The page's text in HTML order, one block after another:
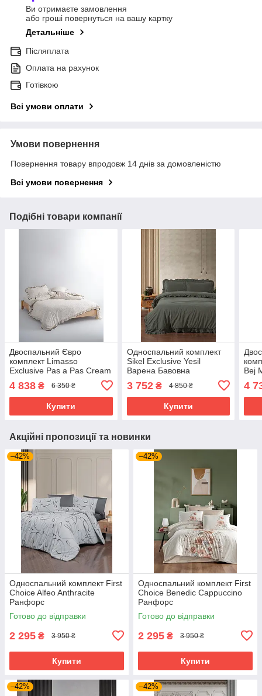
Ви отримаєте замовлення
або гроші повернуться на вашу картку
Детальніше
Післяплата
Оплата на рахунок
Готівкою
Всі умови оплати
Умови повернення
Повернення товару впродовж 14 днів за домовленістю
Всі умови повернення
Подібні товари компанії
Двоспальний Євро
комплект Limasso
Exclusive Pas a Pas Cream
4 838 ₴ 6 350 ₴
Купити
Односпальний комплект
Sikel Exclusive Yesil
Варена Бавовна
3 752₴ 4 850 ₴
Купити
Bej
4
Акційні пропозиції та новинки
–42%
Односпальний комплект First
Choice Alfeo Anthracite
Ранфорс
Готово до відправки
2 295 ₴ 3 950 ₴
Купити
–42%
Односпальний комплект First
Choice Benedic Cappuccino
Ранфорс
Готово до відправки
2 295 ₴ 3 950 ₴
Купити
–42% –42%